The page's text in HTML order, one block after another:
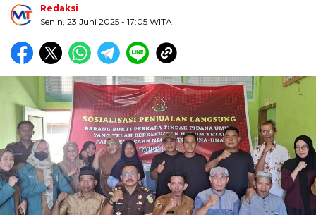
Redaksi
Senin, 23 Juni 2025 - 17:05 WITA